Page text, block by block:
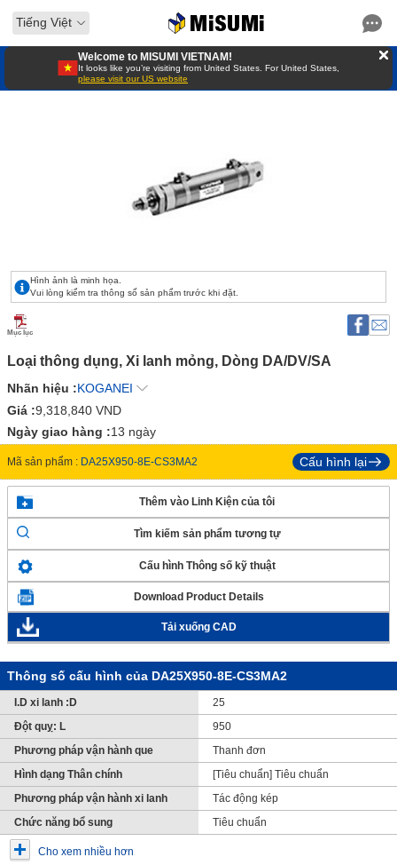
Tiếng Việt
Welcome to MISUMI VIETNAM!
It looks like you’re visiting from United States. For United States,
please visit our US website
Hình ảnh là minh họa.
Vui lòng kiểm tra thông số sản phẩm trước khi đặt.
Mục lục
Loại thông dụng, Xi lanh mỏng, Dòng DA/DV/SA
Nhãn hiệu :KOGANEI
Giá :9,318,840 VND
Ngày giao hàng :13 ngày
Mã sản phẩm : DA25X950-8E-CS3MA2 Cấu hình lại
Thêm vào Linh Kiện của tôi
Tìm kiếm sản phẩm tương tự
Cấu hình Thông số kỹ thuật
Download Product Details
Tải xuống CAD
Thông số cấu hình của DA25X950-8E-CS3MA2
I.D xi lanh :D
25
Đột quỵ: L
950
Phương pháp vận hành que
Thanh đơn
Hình dạng Thân chính
[Tiêu chuẩn] Tiêu chuẩn
Phương pháp vận hành xi lanh
Tác động kép
Chức năng bổ sung
Tiêu chuẩn
Cho xem nhiều hơn